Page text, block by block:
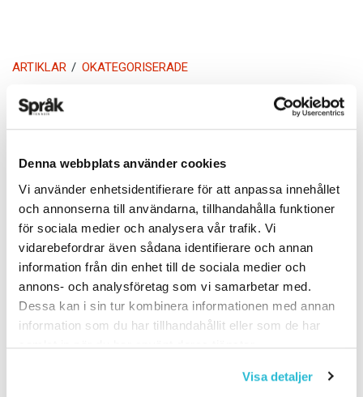
Denna webbplats använder cookies
Vi använder enhetsidentifierare för att anpassa innehållet
och annonserna till användarna, tillhandahålla funktioner
för sociala medier och analysera vår trafik. Vi
vidarebefordrar även sådana identifierare och annan
information från din enhet till de sociala medier och
annons- och analysföretag som vi samarbetar med.
Dessa kan i sin tur kombinera informationen med annan
information som du har tillhandahållit eller som de har
samlat in när du har använt deras tjänster.
Visa detaljer
ARTIKLAR OKATEGORISERADE
5 vanligaste
svenskspråkiga första
förnamnen för nyfödda
i Finland 2017
TEXT:ANDERS SVENSSON
PUBLICERAD 2018-06-14
Flickor